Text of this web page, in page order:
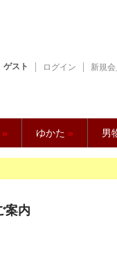
ゲスト ログイン 新規
» ゆかた » 男
案内